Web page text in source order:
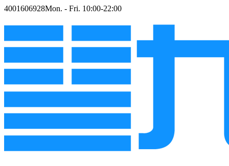
4001606928Mon. - Fri. 10:00-22:00